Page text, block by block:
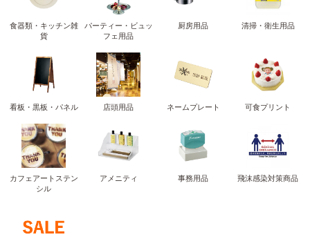
食器類・キッチン雑
貨
パーティー・ビュッ
フェ用品
厨房用品 清掃・衛生用品
看板・黒板・パネル 店頭用品 ネームプレート 可食プリント
カフェアートステン
シル
アメニティ 事務用品 飛沫感染対策商品